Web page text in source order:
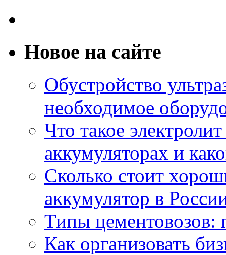
Новое на сайте
Обустройство
необходимое
Что такое
аккумуляторах и
Сколько стоит
аккумулятор в
Типы цементовозов:
Как организовать